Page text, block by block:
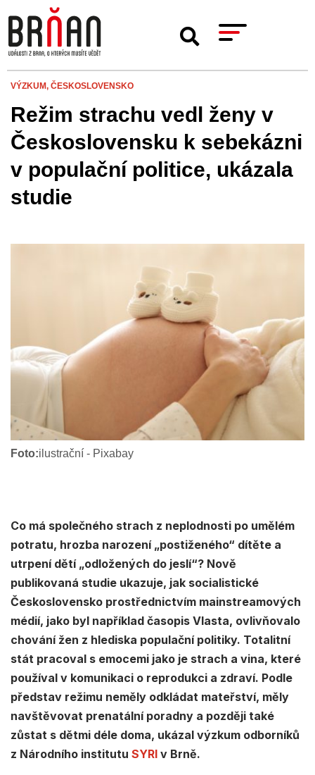
VÝZKUM, ČESKOSLOVENSKO
Režim strachu vedl ženy v
Československu k sebekázni
v populační politice, ukázala
studie
Foto:ilustrační - Pixabay
Co má společného strach z neplodnosti po umělém
potratu, hrozba narození „postiženého“ dítěte a
utrpení dětí „odložených do jeslí“? Nově
publikovaná studie ukazuje, jak socialistické
Československo prostřednictvím mainstreamových
médií, jako byl například časopis Vlasta, ovlivňovalo
chování žen z hlediska populační politiky. Totalitní
stát pracoval s emocemi jako je strach a vina, které
používal v komunikaci o reprodukci a zdraví. Podle
představ režimu neměly odkládat mateřství, měly
navštěvovat prenatální poradny a později také
zůstat s dětmi déle doma, ukázal výzkum odborníků
z Národního institutu SYRI v Brně.